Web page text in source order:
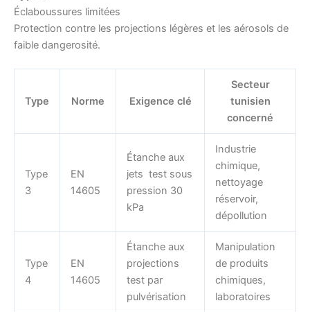
Éclaboussures limitées
Protection contre les projections légères et les aérosols de
faible dangerosité.
Type Norme Exigence clé
Secteur
tunisien
concerné
Type
3
EN
14605
Étanche aux
jets test sous
pression 30
kPa
Industrie
chimique,
nettoyage
réservoir,
dépollution
Type
4
EN
14605
Étanche aux
projections
test par
pulvérisation
Manipulation
de produits
chimiques,
laboratoires